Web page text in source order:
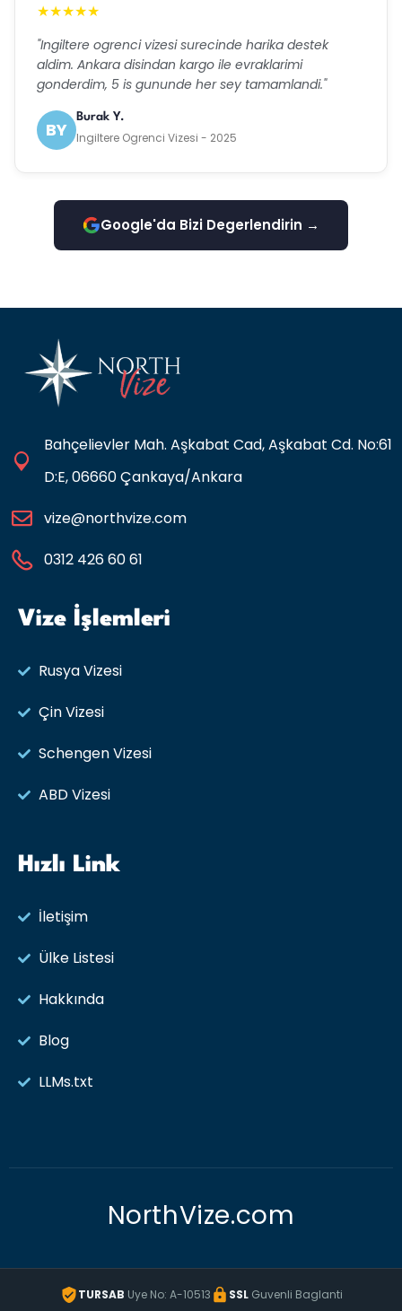
★★★★★
"Ingiltere ogrenci vizesi surecinde harika destek
aldim. Ankara disindan kargo ile evraklarimi
gonderdim, 5 is gununde her sey tamamlandi."
BY
Burak Y.
Ingiltere Ogrenci Vizesi - 2025
Google'da Bizi Degerlendirin →
Bahçelievler Mah. Aşkabat Cad, Aşkabat Cd. No:61
D:E, 06660 Çankaya/Ankara
vize@northvize.com
0312 426 60 61
Vize İşlemleri
Rusya Vizesi​
Çin Vizesi
Schengen Vizesi
ABD Vizesi
Hızlı Link
İletişim
Ülke Listesi
Hakkında
Blog
LLMs.txt
NorthVize.com
TURSAB Uye No: A-10513 SSLGuvenli Baglanti